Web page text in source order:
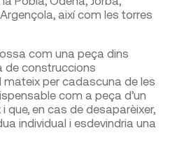
així com les torres
com una peça dins
de construccions
per cadascuna de les
com a peça d’un
que, en cas de desaparèixer,
individual i esdevindria una